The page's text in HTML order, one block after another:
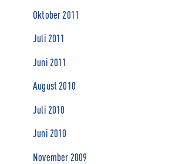
Oktober 2011
Juli 2011
Juni 2011
August 2010
Juli 2010
Juni 2010
November 2009